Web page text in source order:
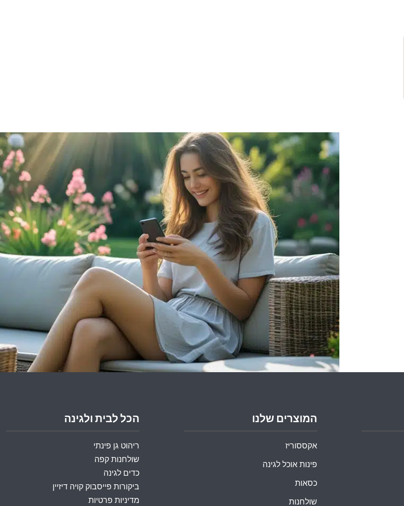
הכל לבית ולגינה
ריהוט גן פינתי
שולחנות קפה
כדים לגינה
ביקורות פייסבוק קויה דיזיין
מדיניות פרטיות
המוצרים שלנו
אקססוריז
פינות אוכל לגינה
כסאות
שולחנות